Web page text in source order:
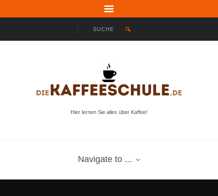
Hier lernen Sie alles über Kaffee!
Navigate to ...